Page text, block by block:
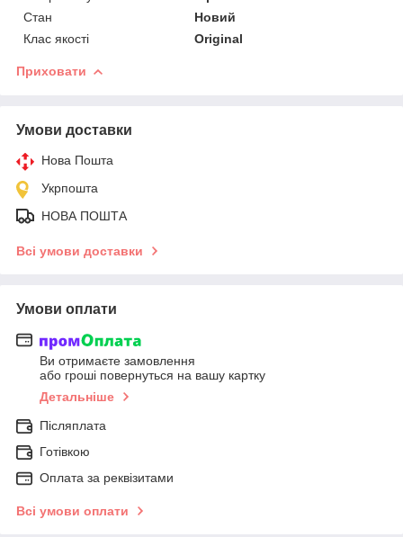
Стан
Новий
Клас якості
Original
Приховати
Умови доставки
Нова Пошта
Укрпошта
НОВА ПОШТА
Всі умови доставки
Умови оплати
Ви отримаєте замовлення
або гроші повернуться на вашу картку
Детальніше
Післяплата
Готівкою
Оплата за реквізитами
Всі умови оплати